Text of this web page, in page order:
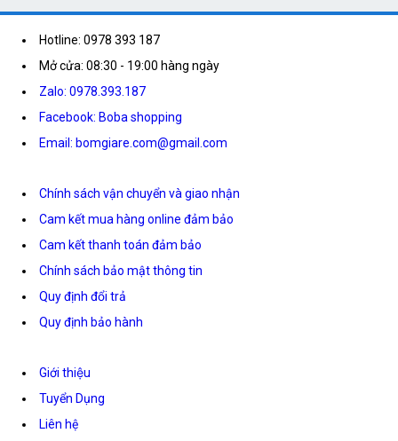
Hotline: 0978 393 187
Mở cửa: 08:30 - 19:00 hàng ngày
Zalo: 0978.393.187
Facebook: Boba shopping
Email: bomgiare.com@gmail.com
Chính sách vận chuyển và giao nhận
Cam kết mua hàng online đảm bảo
Cam kết thanh toán đảm bảo
Chính sách bảo mật thông tin
Quy định đổi trả
Quy định bảo hành
Giới thiệu
Tuyển Dụng
Liên hệ